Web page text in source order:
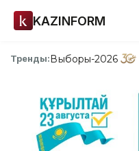
KAZINFORM
Тренды:Выборы-2026